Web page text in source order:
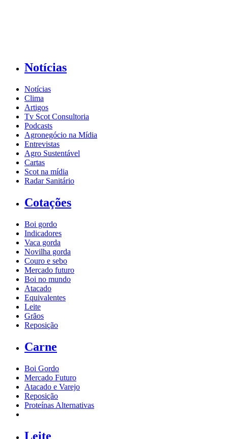
Notícias
Notícias
Clima
Artigos
Tv Scot Consultoria
Podcasts
Agronegócio na Mídia
Entrevistas
Agro Sustentável
Cartas
Scot na mídia
Radar Sanitário
Cotações
Boi gordo
Indicadores
Vaca gorda
Novilha gorda
Couro e sebo
Mercado futuro
Boi no mundo
Atacado
Equivalentes
Leite
Grãos
Reposição
Carne
Boi Gordo
Mercado Futuro
Atacado e Varejo
Reposição
Proteínas Alternativas
Leite